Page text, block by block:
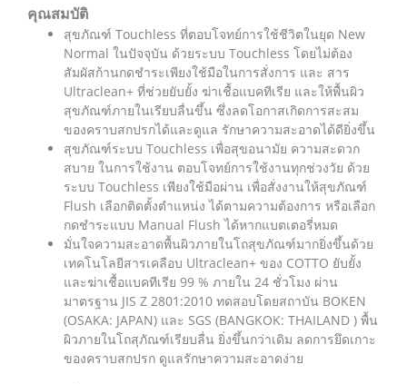
คุณสมบัติ
สุขภัณฑ์ Touchless ที่ตอบโจทย์การใช้ชีวิตในยุด New
Normal ในปัจจุบัน ด้วยระบบ Touchless โดยไม่ต้อง
สัมผัสก้านกดชำระเพียงใช้มือในการสั่งการ และ สาร
Ultraclean+ ที่ช่วยยับยั้ง ฆ่าเชื้อแบคทีเรีย และให้พื้นผิว
สุขภัณฑ์ภายในเรียบลื่นขึ้น ซึ่งลดโอกาสเกิดการสะสม
ของคราบสกปรกได้และดูแล รักษาความสะอาดได้ดียิ่งขึ้น
สุขภัณฑ์ระบบ Touchless เพื่อสุขอนามัย ความสะดวก
สบาย ในการใช้งาน ตอบโจทย์การใช้งานทุกช่วงวัย ด้วย
ระบบ Touchless เพียงใช้มือผ่าน เพื่อสั่งงานให้สุขภัณฑ์
Flush เลือกติดตั้งตำแหน่ง ได้ตามความต้องการ หรือเลือก
กดชำระแบบ Manual Flush ได้หากแบตเตอรี่หมด
มั่นใจความสะอาดพื้นผิวภายในโถสุขภัณฑ์มากยิ่งขึ้นด้วย
เทคโนโลยีสารเคลือบ Ultraclean+ ของ COTTO ยับยั้ง
และฆ่าเชื้อแบคทีเรีย 99 % ภายใน 24 ชั่วโมง ผ่าน
มาตรฐาน JIS Z 2801:2010 ทดสอบโดยสถาบัน BOKEN
(OSAKA: JAPAN) และ SGS (BANGKOK: THAILAND ) พื้น
ผิวภายในโถสุภัณฑ์เรียบลื่น ยิ่งขึ้นกว่าเดิม ลดการยึดเกาะ
ของคราบสกปรก ดูแลรักษาความสะอาดง่าย